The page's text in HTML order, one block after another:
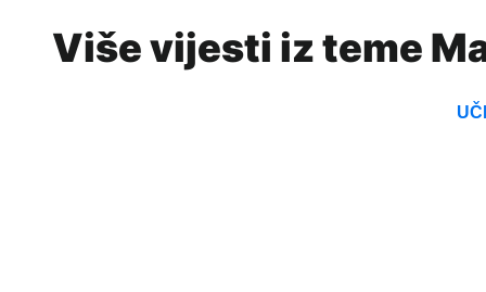
Više vijesti iz teme